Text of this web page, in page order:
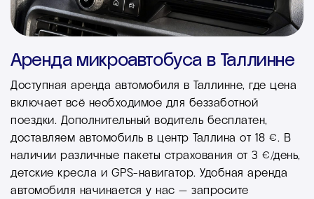
Аренда микроавтобуса в Таллинне
Доступная аренда автомобиля в Таллинне, где цена
включает всё необходимое для беззаботной
поездки. Дополнительный водитель бесплатен,
доставляем автомобиль в центр Таллина от 18 €. В
наличии различные пакеты страхования от 3 €/день,
детские кресла и GPS-навигатор. Удобная аренда
автомобиля начинается у нас — запросите